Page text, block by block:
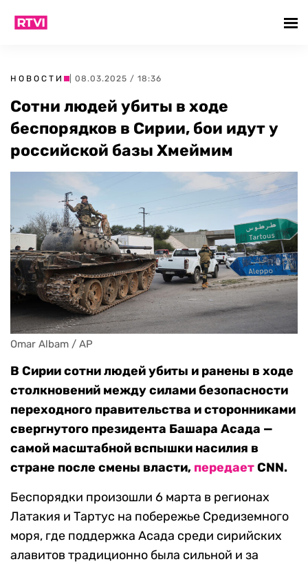
НОВОСТИ | 08.03.2025 / 18:36
Сотни людей убиты в ходе
беспорядков в Сирии, бои идут у
российской базы Хмеймим
Omar Albam / AP
В Сирии сотни людей убиты и ранены в ходе
столкновений между силами безопасности
переходного правительства и сторонниками
свергнутого президента Башара Асада —
самой масштабной вспышки насилия в
стране после смены власти, передаетCNN.
Беспорядки произошли 6 марта в регионах
Латакия и Тартус на побережье Средиземного
моря, где поддержка Асада среди сирийских
алавитов традиционно была сильной и за